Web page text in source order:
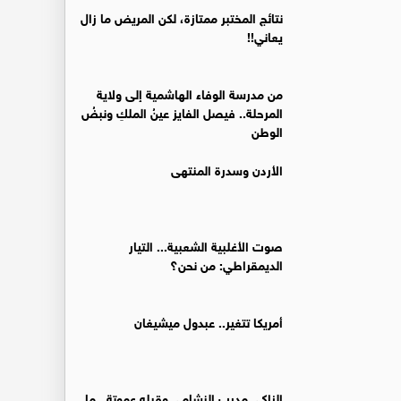
نتائج المختبر ممتازة، لكن المريض ما زال
يعاني!!
من مدرسة الوفاء الهاشمية إلى ولاية
المرحلة.. فيصل الفايز عينُ الملكِ ونبضُ
الوطن
الأردن وسدرة المنتهى
صوت الأغلبية الشعبية... التيار
الديمقراطي: من نحن؟
أمريكا تتغير.. عبدول ميشيغان